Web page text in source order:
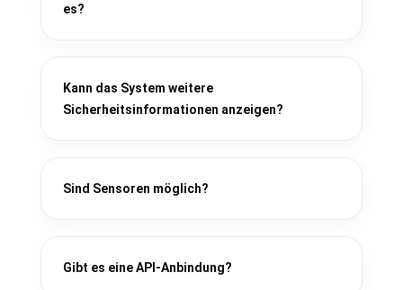
es?
Kann das System weitere
Sicherheitsinformationen anzeigen?
Sind Sensoren möglich?
Gibt es eine API-Anbindung?